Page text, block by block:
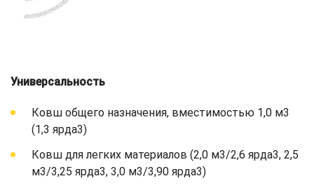
Универсальность
Ковш общего назначения, вместимостью 1,0 м3
(1,3 ярда3)
Ковш для легких материалов (2,0 м3/2,6 ярда3, 2,5
м3/3,25 ярда3, 3,0 м3/3,90 ярда3)